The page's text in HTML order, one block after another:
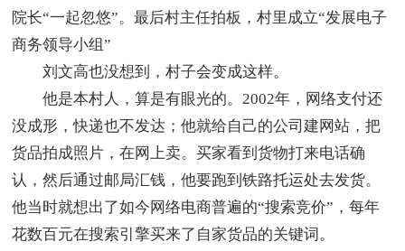
院长“一起忽悠”。最后村主任拍板，村里成立“发展电子
商务领导小组”
刘文高也没想到，村子会变成这样。
他是本村人，算是有眼光的。2002年，网络支付还
没成形，快递也不发达；他就给自己的公司建网站，把
货品拍成照片，在网上卖。买家看到货物打来电话确
认，然后通过邮局汇钱，他要跑到铁路托运处去发货。
他当时就想出了如今网络电商普遍的“搜索竞价”，每年
花数百元在搜索引擎买来了自家货品的关键词。